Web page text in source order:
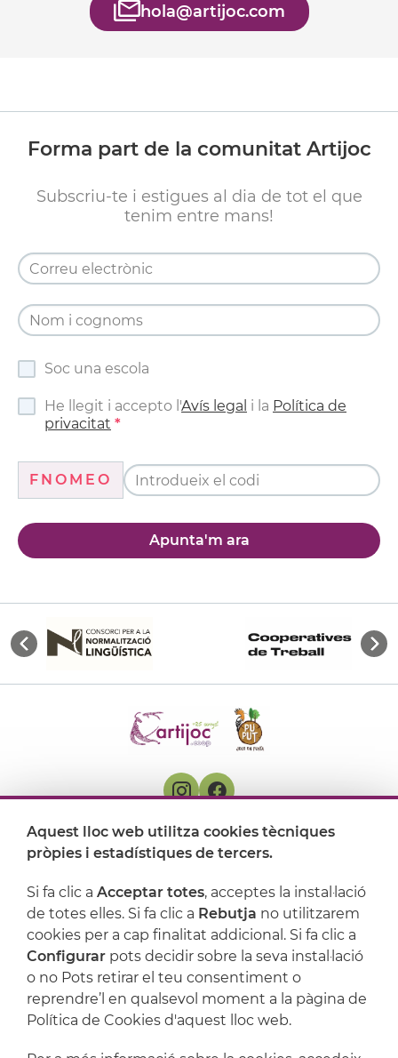
hola@artijoc.com
Forma part de la comunitat Artijoc
Subscriu-te i estigues al dia de tot el que
tenim entre mans!
Soc una escola
He llegit i accepto l'Avís legal i la Política de
privacitat
FNOMEO
Apunta'm ara
On ens trobem
Suport
Aquest lloc web utilitza cookies tècniques
pròpies i estadístiques de tercers.
Si fa clic a Acceptar totes, acceptes la instal·lació
de totes elles. Si fa clic a Rebutja no utilitzarem
cookies per a cap finalitat addicional. Si fa clic a
Configurar pots decidir sobre la seva instal·lació
o no Pots retirar el teu consentiment o
reprendre’l en qualsevol moment a la pàgina de
Política de Cookies d'aquest lloc web.